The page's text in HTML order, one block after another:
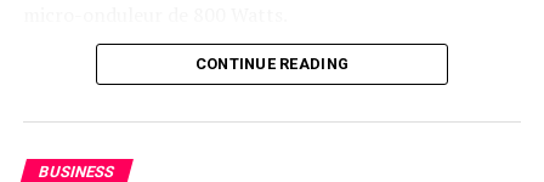
Capacité et flexibilité Énergétique
Avec une capacité maximale d’injection dans le réseau
domestique atteignant 1200 watts,le Solarbank 2 AC
CONTINUE READING
BUSINESS